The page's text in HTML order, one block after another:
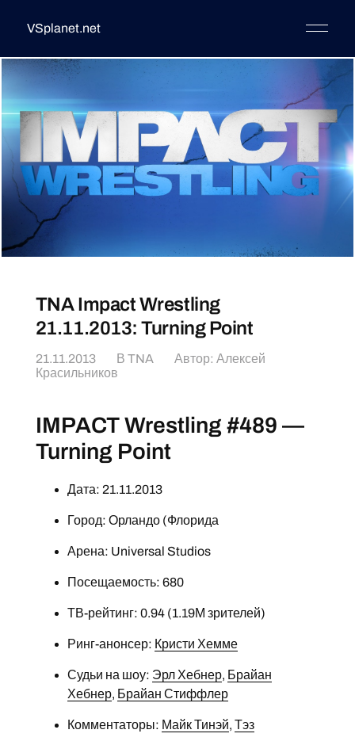
VSplanet.net
TNA Impact Wrestling
21.11.2013: Turning Point
21.11.2013 В TNA Автор: Алексей
Красильников
IMPACT Wrestling #489 —
Turning Point
Дата: 21.11.2013
Город: Орландо (Флорида
Арена: Universal Studios
Посещаемость: 680
ТВ-рейтинг: 0.94 (1.19М зрителей)
Ринг-анонсер: Кристи Хемме
Судьи на шоу: Эрл Хебнер, Брайан
Хебнер, Брайан Стиффлер
Комментаторы: Майк Тинэй, Тэз